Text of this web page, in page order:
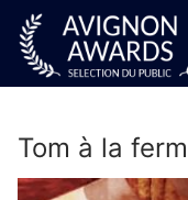
Aller
contenu
Tom à la